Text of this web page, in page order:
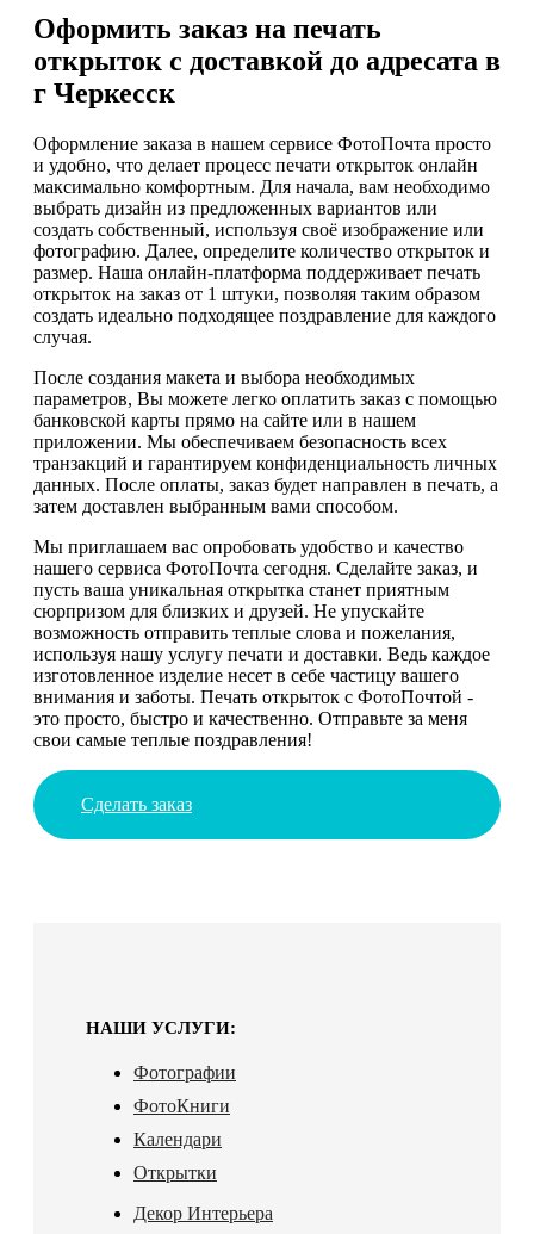
Оформить заказ на печать
открыток с доставкой до адресата в
г Черкесск
Оформление заказа в нашем сервисе ФотоПочта просто
и удобно, что делает процесс печати открыток онлайн
максимально комфортным. Для начала, вам необходимо
выбрать дизайн из предложенных вариантов или
создать собственный, используя своё изображение или
фотографию. Далее, определите количество открыток и
размер. Наша онлайн-платформа поддерживает печать
открыток на заказ от 1 штуки, позволяя таким образом
создать идеально подходящее поздравление для каждого
случая.
После создания макета и выбора необходимых
параметров, Вы можете легко оплатить заказ с помощью
банковской карты прямо на сайте или в нашем
приложении. Мы обеспечиваем безопасность всех
транзакций и гарантируем конфиденциальность личных
данных. После оплаты, заказ будет направлен в печать, а
затем доставлен выбранным вами способом.
Мы приглашаем вас опробовать удобство и качество
нашего сервиса ФотоПочта сегодня. Сделайте заказ, и
пусть ваша уникальная открытка станет приятным
сюрпризом для близких и друзей. Не упускайте
возможность отправить теплые слова и пожелания,
используя нашу услугу печати и доставки. Ведь каждое
изготовленное изделие несет в себе частицу вашего
внимания и заботы. Печать открыток с ФотоПочтой -
это просто, быстро и качественно. Отправьте за меня
свои самые теплые поздравления!
Сделать заказ
НАШИ УСЛУГИ:
Фотографии
ФотоКниги
Календари
Открытки
Декор Интерьера